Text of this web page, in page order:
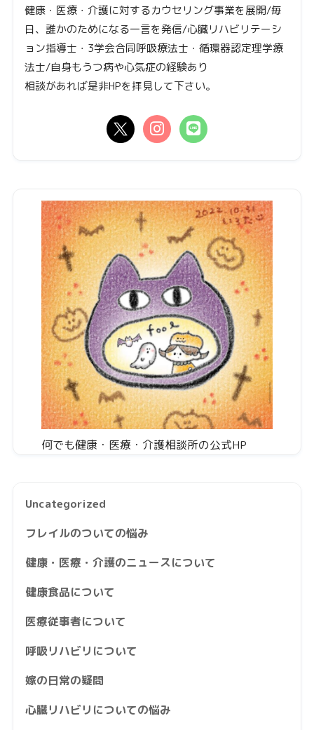
健康・医療・介護に対するカウセリング事業を展開/毎
日、誰かのためになる一言を発信/心臓リハビリテーシ
ョン指導士・3学会合同呼吸療法士・循環器認定理学療
法士/自身もうつ病や心気症の経験あり
相談があれば是非HPを拝見して下さい。
何でも健康・医療・介護相談所の公式HP
Uncategorized
フレイルのついての悩み
健康・医療・介護のニュースについて
健康食品について
医療従事者について
呼吸リハビリについて
嫁の日常の疑問
心臓リハビリについての悩み